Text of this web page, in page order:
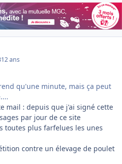
12 ans
qu'une minute, mais ça peut
mail : depuis que j'ai signé cette
par jour de ce site
toutes plus farfelues les unes
contre un élevage de poulet